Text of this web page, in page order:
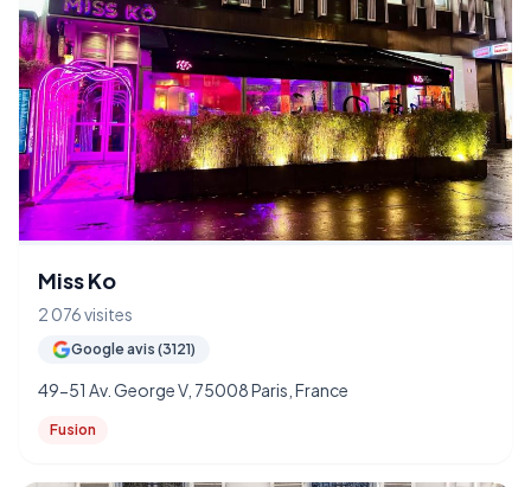
Miss Ko
2 076 visites
Google avis (3121)
49-51 Av. George V, 75008 Paris, France
Fusion